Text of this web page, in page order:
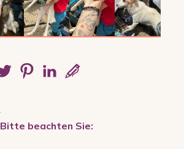
Bitte beachten Sie: